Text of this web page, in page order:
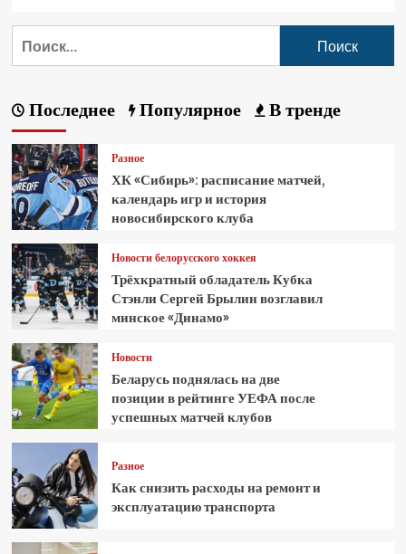
Последнее Популярное В тренде
Разное
ХК «Сибирь»: расписание матчей,
календарь игр и история
новосибирского клуба
Новости белорусского хоккея
Трёхкратный обладатель Кубка
Стэнли Сергей Брылин возглавил
минское «Динамо»
Новости
Беларусь поднялась на две
позиции в рейтинге УЕФА после
успешных матчей клубов
Разное
Как снизить расходы на ремонт и
эксплуатацию транспорта